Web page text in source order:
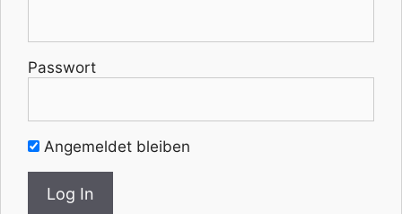
Passwort
Angemeldet bleiben